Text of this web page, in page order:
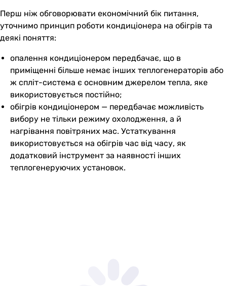
Перш ніж обговорювати економічний бік питання,
уточнимо принцип роботи кондиціонера на обігрів та
деякі поняття:
опалення кондиціонером передбачає, що в
приміщенні більше немає інших теплогенераторів або
ж спліт-система є основним джерелом тепла, яке
використовується постійно;
обігрів кондиціонером — передбачає можливість
вибору не тільки режиму охолодження, а й
нагрівання повітряних мас. Устаткування
використовується на обігрів час від часу, як
додатковий інструмент за наявності інших
теплогенеруючих установок.